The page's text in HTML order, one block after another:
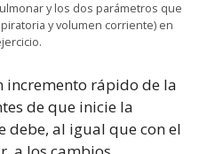
y los dos parámetros que
y volumen corriente) en
incremento rápido de la
de que inicie la
debe, al igual que con el